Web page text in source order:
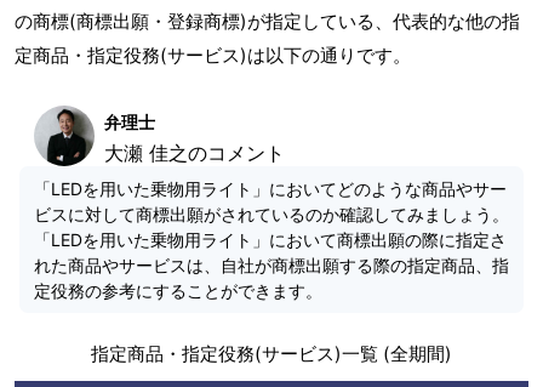
の商標(商標出願・登録商標)が指定している、代表的な他の指
定商品・指定役務(サービス)は以下の通りです。
弁理士
大瀬 佳之のコメント
「LEDを用いた乗物用ライト」においてどのような商品やサー
ビスに対して商標出願がされているのか確認してみましょう。
「LEDを用いた乗物用ライト」において商標出願の際に指定さ
れた商品やサービスは、自社が商標出願する際の指定商品、指
定役務の参考にすることができます。
指定商品・指定役務(サービス)一覧 (全期間)